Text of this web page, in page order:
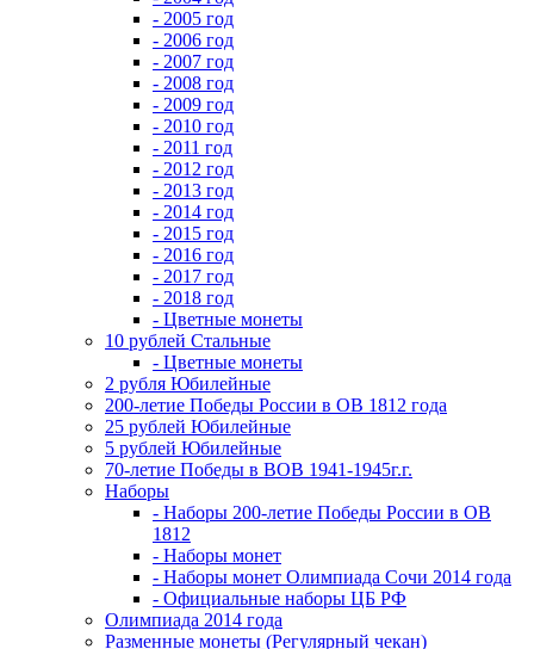
- 2005 год
- 2006 год
- 2007 год
- 2008 год
- 2009 год
- 2010 год
- 2011 год
- 2012 год
- 2013 год
- 2014 год
- 2015 год
- 2016 год
- 2017 год
- 2018 год
- Цветные монеты
10 рублей Стальные
- Цветные монеты
2 рубля Юбилейные
200-летие Победы России в ОВ 1812 года
25 рублей Юбилейные
5 рублей Юбилейные
70-летие Победы в ВОВ 1941-1945г.г.
Наборы
- Наборы 200-летие Победы России в ОВ
1812
- Наборы монет
- Наборы монет Олимпиада Сочи 2014 года
- Официальные наборы ЦБ РФ
Олимпиада 2014 года
Разменные монеты (Регулярный чекан)